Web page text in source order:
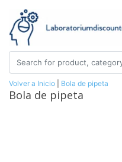
Volver a Inicio Bola de pipeta
Bola de pipeta